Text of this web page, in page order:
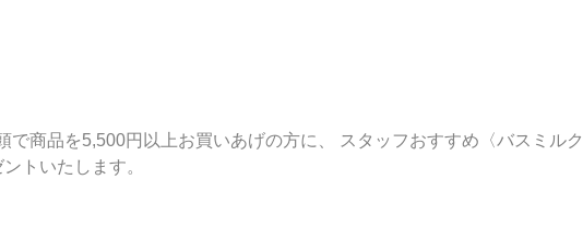
で商品を5,500円以上お買いあげの方に、 スタッフおすすめ〈バスミル
トいたします。